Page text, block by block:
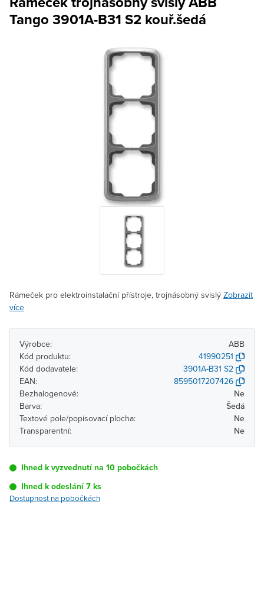
Tango 3901A-B31 S2 kouř.šedá
Rámeček pro elektroinstalační přístroje, trojnásobný svislý Zobrazit
více
Výrobce:
ABB
Kód produktu:
41990251
Kód dodavatele:
3901A-B31 S2
EAN:
8595017207426
Bezhalogenové:
Ne
Barva:
Šedá
Textové pole/popisovací plocha:
Ne
Transparentní:
Ne
Ihned k vyzvednutí na 10 pobočkách
Ihned k odeslání 7 ks
Dostupnost na pobočkách